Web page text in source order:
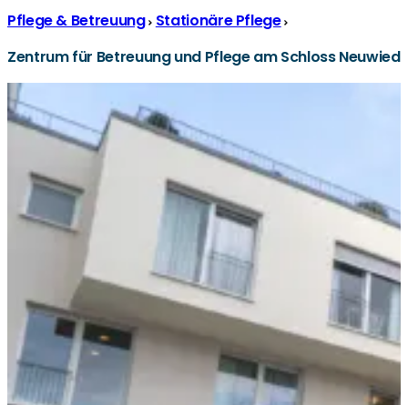
Pflege & Betreuung Stationäre Pflege
Zentrum für Betreuung und Pflege am Schloss Neuwied